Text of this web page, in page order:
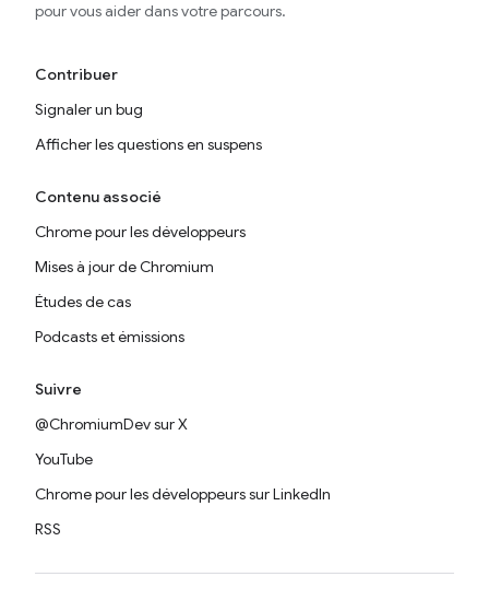
pour vous aider dans votre parcours.
Contribuer
Signaler un bug
Afficher les questions en suspens
Contenu associé
Chrome pour les développeurs
Mises à jour de Chromium
Études de cas
Podcasts et émissions
Suivre
@ChromiumDev sur X
YouTube
Chrome pour les développeurs sur LinkedIn
RSS